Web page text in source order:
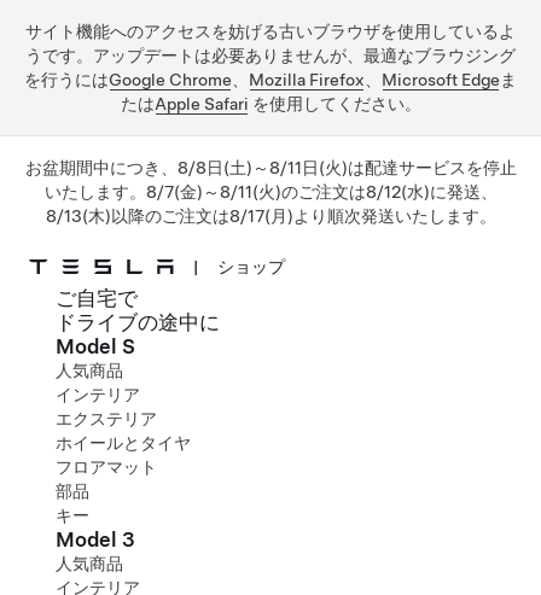
サイト機能へのアクセスを妨げる古いブラウザを使用しているよ
うです。アップデートは必要ありませんが、最適なブラウジング
を行うにはGoogle Chrome Mozilla Firefox Microsoft Edge ま
たはApple Safari を使用してください。
お盆期間中につき、8/8日(土)～8/11日(火)は配達サービスを停止
いたします。8/7(金)～8/11(火)のご注文は8/12(水)に発送、
8/13(木)以降のご注文は8/17(月)より順次発送いたします。
メインコンテンツへスキップ
| ショップ
ご自宅で
ドライブの途中に
Model S
人気商品
インテリア
エクステリア
ホイールとタイヤ
フロアマット
部品
キー
Model 3
人気商品
インテリア